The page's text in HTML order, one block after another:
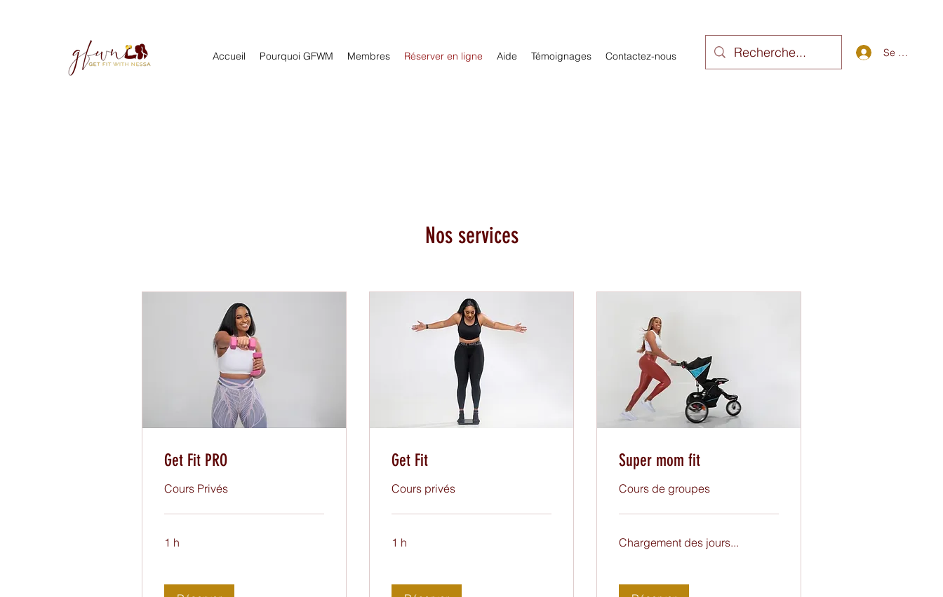
Accueil Pourquoi GFWM Membres Réserver en ligne Aide Témoignages Contactez-nous Se connecter
Nos services
Get Fit PRO
Cours Privés
1 h
Get Fit
Cours privés
1 h
Super mom fit
Cours de groupes
Chargement des jours...